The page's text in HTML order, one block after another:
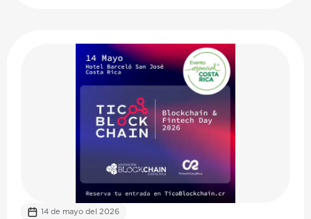
cultural de la comunidad.
14 de mayo del 2026